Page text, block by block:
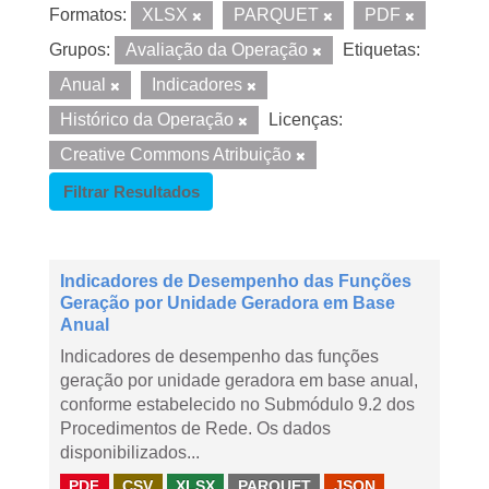
Formatos: XLSX PARQUET
PDF
Grupos:
Avaliação da Operação
Etiquetas:
Anual
Indicadores
Histórico da Operação
Licenças:
Creative Commons Atribuição
Filtrar Resultados
Indicadores de Desempenho das Funções
Geração por Unidade Geradora em Base
Anual
Indicadores de desempenho das funções
geração por unidade geradora em base anual,
conforme estabelecido no Submódulo 9.2 dos
Procedimentos de Rede. Os dados
disponibilizados...